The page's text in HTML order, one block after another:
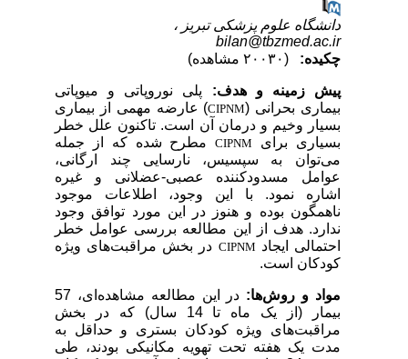
دانشگاه علوم پزشکی تبریز ،
bilan@tbzmed.ac.ir
چکیده:
پیش زمینه و هدف:پلی نوروپاتی و میوپاتی
بیماری بحرانی (
CIPNM) عارضه مهمی از بیماری
بسیار وخیم و درمان آن است. تاکنون علل خطر
بسیاری برایCIPNMمطرح شده که از جمله
می‌توان به سپسیس، نارسایی چند ارگانی،
عوامل مسدودکننده عصبی-عضلانی و غیره
اشاره نمود. با این وجود، اطلاعات موجود
ناهمگون بوده و هنوز در این مورد توافق وجود
ندارد. هدف از این مطالعه بررسی عوامل خطر
احتمالی ایجادCIPNMدر بخش مراقبت‌های ویژه
کودکان است.
مواد و روش‌ها:
در این مطالعه مشاهده‌ای، 57
بیمار (از یک ماه تا 14 سال) که در بخش
مراقبت‌های ویژه کودکان بستری و حداقل به
مدت یک هفته تحت تهویه مکانیکی بودند، طی